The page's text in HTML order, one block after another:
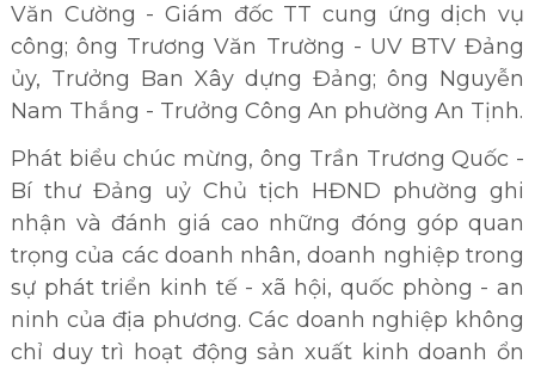
Văn Cường - Giám đốc TT cung ứng dịch vụ
công; ông Trương Văn Trường - UV BTV Đảng
ủy, Trưởng Ban Xây dựng Đảng; ông Nguyễn
Nam Thắng - Trưởng Công An phường An Tịnh.
Phát biểu chúc mừng, ông Trần Trương Quốc -
Bí thư Đảng uỷ Chủ tịch HĐND phường ghi
nhận và đánh giá cao những đóng góp quan
trọng của các doanh nhân, doanh nghiệp trong
sự phát triển kinh tế - xã hội, quốc phòng - an
ninh của địa phương. Các doanh nghiệp không
chỉ duy trì hoạt động sản xuất kinh doanh ổn